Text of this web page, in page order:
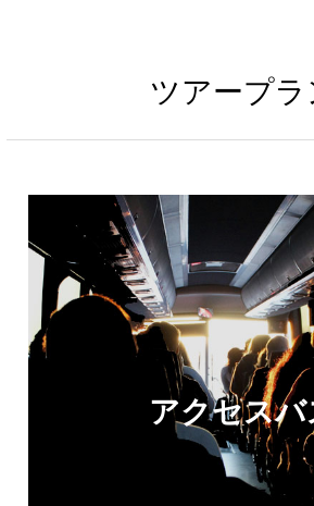
ツアープラ
アクセスバ